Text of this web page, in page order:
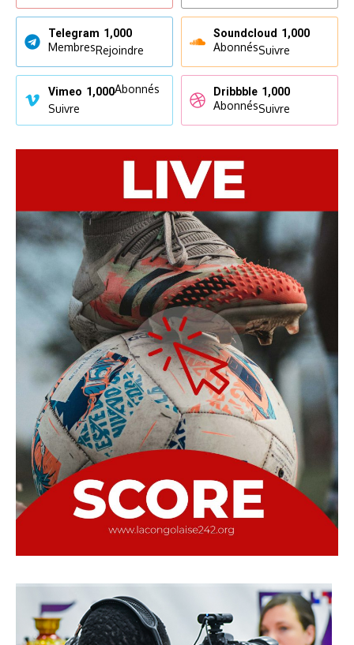
Telegram 1,000
MembresRejoindre
Soundcloud 1,000
AbonnésSuivre
Vimeo 1,000Abonnés
Suivre
Dribbble 1,000
AbonnésSuivre